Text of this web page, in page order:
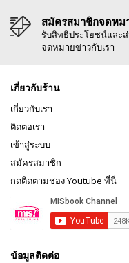
สมัครสมาชิกจดหม
รับสิทธิประโยชน์และ
จดหมายข่าวกับเรา
เกี่ยวกับร้าน
เกี่ยวกับเรา
ติดต่อเรา
เข้าสู่ระบบ
สมัครสมาชิก
กดติดตามช่อง Youtube ที่นี่
ข้อมูลติดต่อ